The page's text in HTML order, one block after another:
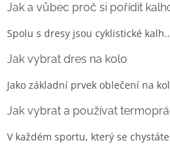
Jak a vůbec proč si pořídit
Spolu s dresy jsou cyklistické
Jak vybrat dres na kolo
Jako základní prvek oblečení na
Jak vybrat a používat
V každém sportu, který se